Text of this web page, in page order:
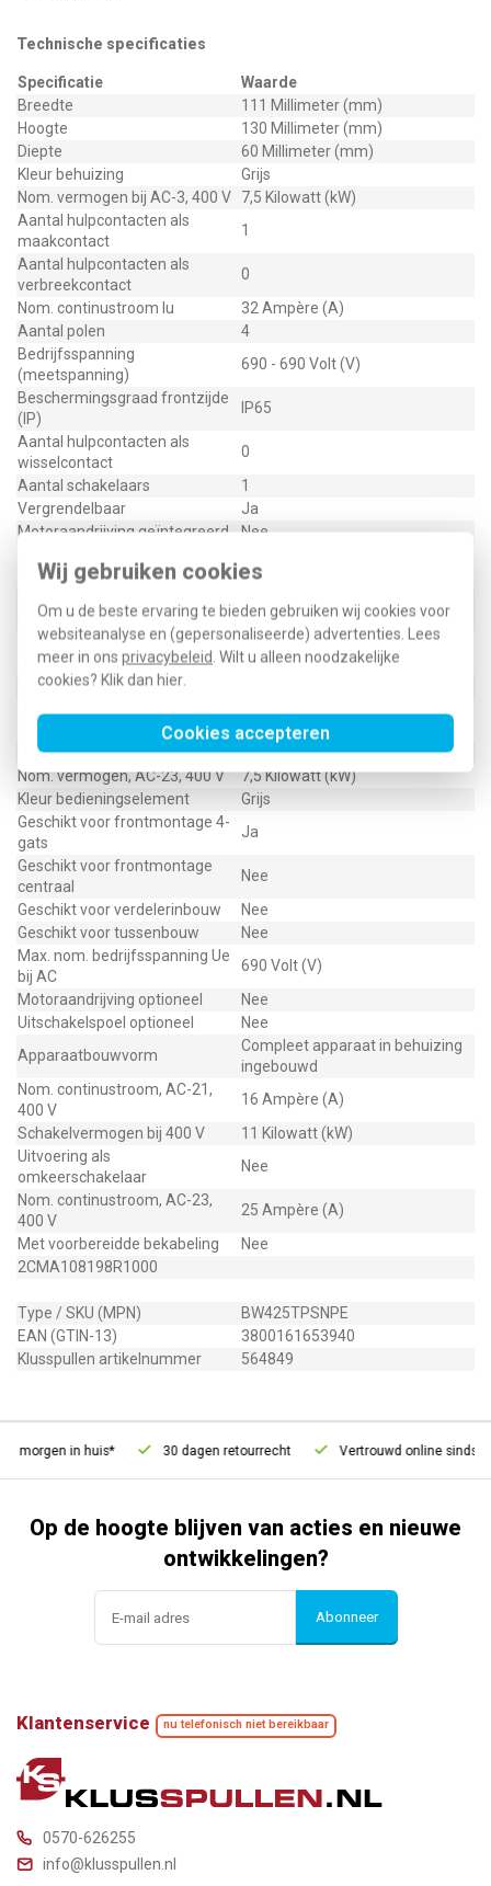
Wij gebruiken cookies
Om u de beste ervaring te bieden gebruiken wij cookies voor
websiteanalyse en (gepersonaliseerde) advertenties. Lees
meer in ons privacybeleid . Wilt u alleen noodzakelijke
cookies? Klik dan hier
Cookies accepteren
Technische specificaties
Specificatie
Waarde
Breedte
111 Millimeter (mm)
Hoogte
130 Millimeter (mm)
Diepte
60 Millimeter (mm)
Kleur behuizing
Grijs
Nom. vermogen bij AC-3, 400 V
7,5 Kilowatt (kW)
Aantal hulpcontacten als
maakcontact
1
Aantal hulpcontacten als
verbreekcontact
0
Nom. continustroom Iu
32 Ampère (A)
Aantal polen
4
Bedrijfsspanning
(meetspanning)
690 - 690 Volt (V)
Beschermingsgraad frontzijde
(IP)
IP65
Aantal hulpcontacten als
wisselcontact
0
Aantal schakelaars
1
Vergrendelbaar
Ja
Motoraandrijving geïntegreerd
Nee
hoofdstroomcircuit
Schroefaansluiting
noodstopinrichting
Nee
Uitvoering van het
bedieningselement
Tuimelaar
Uitvoering als hoofdschakelaar
veiligheidsschakelaar
Nee
Uitvoering als werkschakelaar
Ja
Nom. vermogen, AC-23, 400 V
7,5 Kilowatt (kW)
Kleur bedieningselement
Grijs
Geschikt voor frontmontage 4-
gats
Ja
Geschikt voor frontmontage
centraal
Nee
Geschikt voor verdelerinbouw
Nee
Geschikt voor tussenbouw
Nee
Max. nom. bedrijfsspanning Ue
bij AC
690 Volt (V)
Motoraandrijving optioneel
Nee
Uitschakelspoel optioneel
Nee
Apparaatbouwvorm
Compleet apparaat in behuizing
ingebouwd
Nom. continustroom, AC-21,
400 V
16 Ampère (A)
Schakelvermogen bij 400 V
11 Kilowatt (kW)
Uitvoering als
omkeerschakelaar
Nee
Nom. continustroom, AC-23,
400 V
25 Ampère (A)
Met voorbereidde bekabeling
Nee
2CMA108198R1000
Type / SKU (MPN)
BW425TPSNPE
EAN (GTIN-13)
3800161653940
Klusspullen artikelnummer
564849
morgen in huis* 30 dagen retourrecht Vertrouwd online sinds
Op de hoogte blijven van acties en nieuwe
ontwikkelingen?
Abonneer
Klantenservice nu telefonisch niet bereikbaar
0570-626255
info@klusspullen.nl